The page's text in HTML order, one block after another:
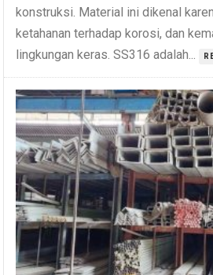
konstruksi. Material ini dikenal
ketahanan terhadap korosi, dan
lingkungan keras. SS316 adalah...